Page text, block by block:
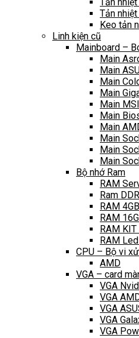
Tản
Tản
Keo tản
Linh kiện cũ
Mainboard –
Main
Main
Main
Main
Main
Main
Main
Main
Main
Main
Bộ nhớ Ram
RAM
Ram
RAM
RAM
RAM
RAM
CPU – Bộ vi
AMD
VGA – card
VGA
VGA
VGA
VGA
VGA